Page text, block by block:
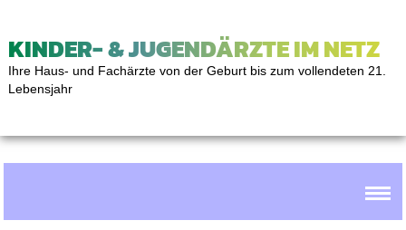
KINDER- & JUGENDÄRZTE IM NETZ
Ihre Haus- und Fachärzte von der Geburt bis zum vollendeten 21.
Lebensjahr